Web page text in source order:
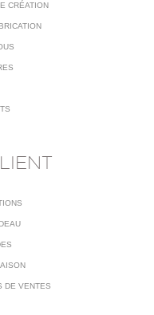
CRÉATION
DE VENTES